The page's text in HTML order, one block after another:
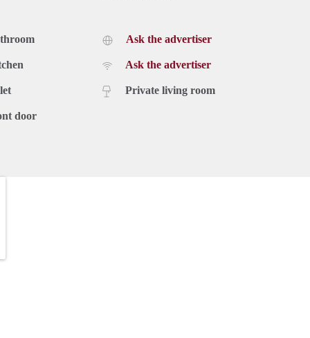
door
Ask the advertiser
Ask the advertiser
Private living room